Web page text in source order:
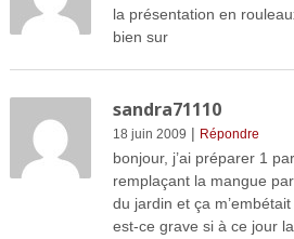
la présentation en
bien sur
sandra71110
18 juin 2009 | Répondre
bonjour, j’ai préparer 1
remplaçant la mangue
du jardin et ça
est-ce grave si à ce jour